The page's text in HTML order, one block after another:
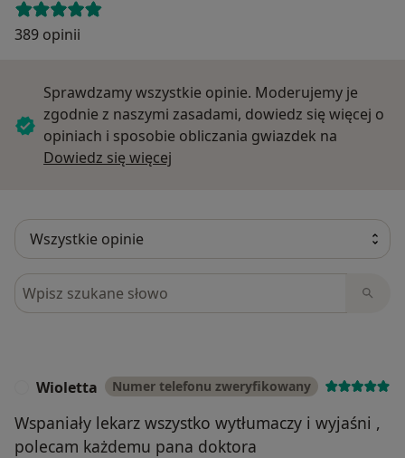
389 opinii
Sprawdzamy wszystkie opinie. Moderujemy je
zgodnie z naszymi zasadami, dowiedz się więcej o
opiniach i sposobie obliczania gwiazdek na
Dowiedz się więcej
Szukaj w opiniach
Wioletta Numer telefonu zweryfikowany
Wspaniały lekarz wszystko wytłumaczy i wyjaśni ,
polecam każdemu pana doktora